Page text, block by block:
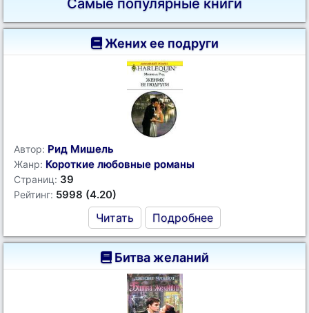
Самые популярные книги
Жених ее подруги
Автор: Рид Мишель
Жанр: Короткие любовные романы
Страниц: 39
Рейтинг: 5998 (4.20)
Читать Подробнее
Битва желаний